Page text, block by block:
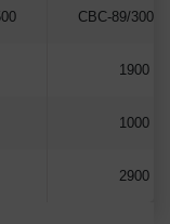
СВС-89/
1900
1000
2900